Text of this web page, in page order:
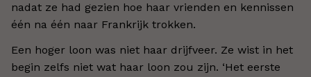
nadat ze had gezien hoe haar vrienden en kennissen
één na één naar Frankrijk trokken.
Een hoger loon was niet haar drijfveer. Ze wist in het
begin zelfs niet wat haar loon zou zijn. ‘Het eerste